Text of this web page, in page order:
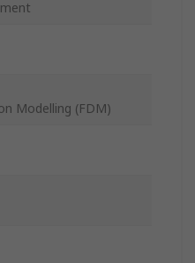
Modelling (FDM)